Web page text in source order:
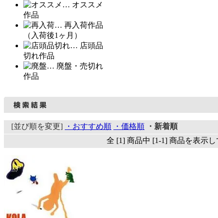
… オススメ
作品
… 再入荷作品
（入荷後1ヶ月）
… 店頭品
切れ作品
… 廃盤・売切れ
作品
[並び順を変更] ・おすすめ順 ・価格順
・新着順
全 [1] 商品中 [1-1] 商品を表示し